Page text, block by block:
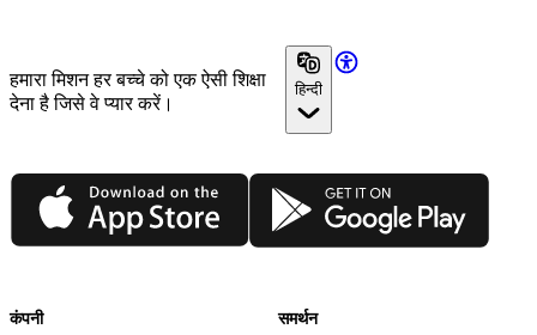
हमारा मिशन हर बच्चे को एक ऐसी शिक्षा
देना है जिसे वे प्यार करें।
हिन्दी
App Store Google Play
कंपनी समर्थन